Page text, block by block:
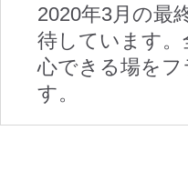
2020年3月の最
待しています
心できる場を
す。